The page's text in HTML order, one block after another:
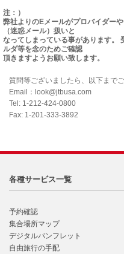
注：）
弊社よりのEメールがプロバイダー
（迷惑メール）扱いと
なってしまっている事があります。
ルダ等を念のためご確認
頂きますようお願い致します。
質問等ございましたら、以下までご
Email：look@jtbusa.com
Tel: 1-212-424-0800
Fax: 1-201-333-3892
各種サービス一覧
予約確認
集合場所マップ
デジタルパンフレット
自由旅行の手配